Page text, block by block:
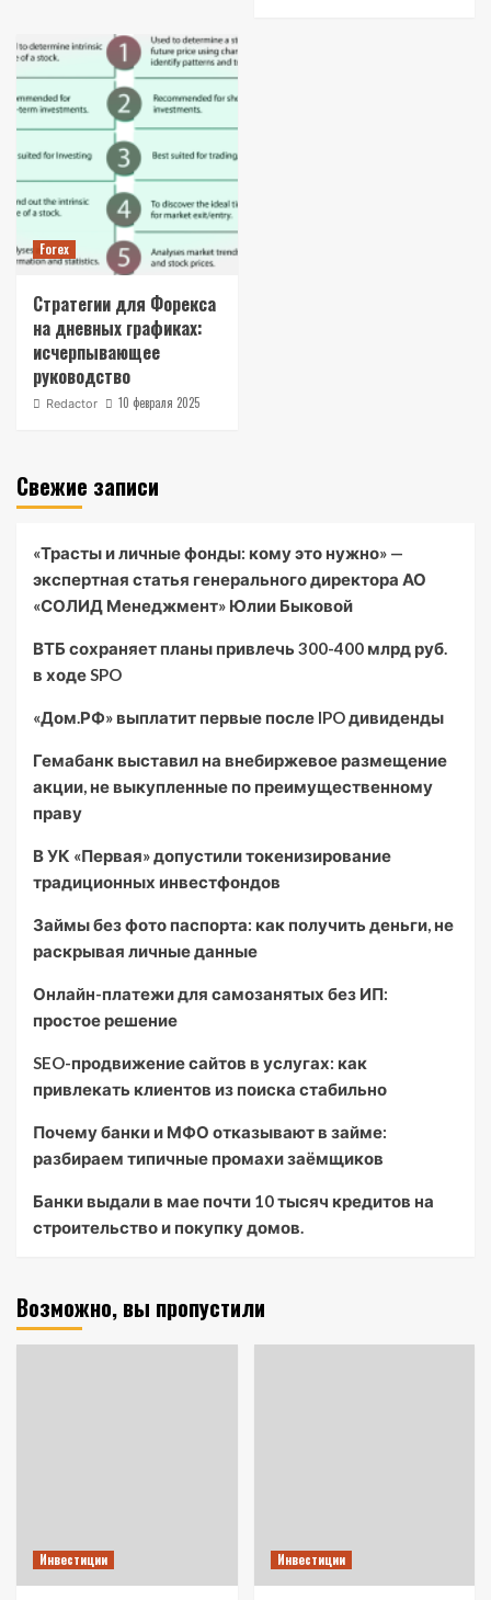
Forex
Стратегии для Форекса
на дневных графиках:
исчерпывающее
руководство
Redactor 10 февраля 2025
Свежие записи
«Трасты и личные фонды: кому это нужно» —
экспертная статья генерального директора АО
«СОЛИД Менеджмент» Юлии Быковой
ВТБ сохраняет планы привлечь 300-400 млрд руб.
в ходе SPO
«Дом.РФ» выплатит первые после IPO дивиденды
Гемабанк выставил на внебиржевое размещение
акции, не выкупленные по преимущественному
праву
В УК «Первая» допустили токенизирование
традиционных инвестфондов
Займы без фото паспорта: как получить деньги, не
раскрывая личные данные
Онлайн-платежи для самозанятых без ИП:
простое решение
SEO-продвижение сайтов в услугах: как
привлекать клиентов из поиска стабильно
Почему банки и МФО отказывают в займе:
разбираем типичные промахи заёмщиков
Банки выдали в мае почти 10 тысяч кредитов на
строительство и покупку домов.
Возможно, вы пропустили
Инвестиции Инвестиции